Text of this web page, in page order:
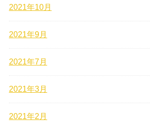
2021年10月
2021年9月
2021年7月
2021年3月
2021年2月